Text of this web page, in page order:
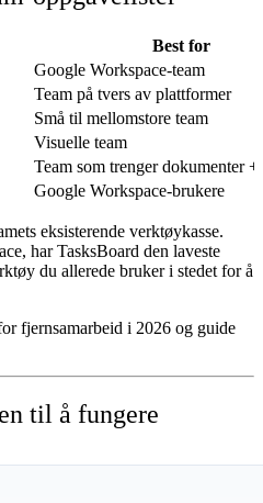
Best for
Google Workspace-team
Team på tvers av plattformer
Små til mellomstore team
Visuelle team
Team som trenger dokumenter
Google Workspace-brukere
eksisterende verktøykasse.
har TasksBoard den laveste
du allerede bruker i stedet for å
fjernsamarbeid i 2026 og guide
til å fungere